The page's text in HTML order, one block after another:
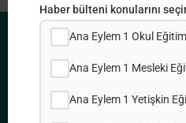
FAYDALI BAĞLANTILAR
Gizlilik Politikası
Çerez Politikamız
Haber bülteni konularını
Ana Eylem 1 Okul
Ana Eylem 1 Mesleki
Ana Eylem 1 Yetişkin